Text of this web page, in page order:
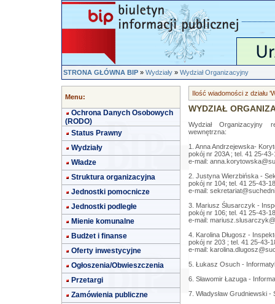
STRONA GŁÓWNA BIP»Wydziały»Wydział Organizacyjny
Menu:
Ochrona Danych Osobowych
(RODO)
Status Prawny
Wydziały
Władze
Struktura organizacyjna
Jednostki pomocnicze
Jednostki podległe
Mienie komunalne
Budżet i finanse
Oferty inwestycyjne
Ogłoszenia/Obwieszczenia
Przetargi
Zamówienia publiczne
Ilość wiadomości z działu
WYDZIAŁ
Wydział Organizacyjny
wewnętrzna:
1. Anna Andrzejewska-
pokój nr 203A ; tel. 41 25-
e-mail:
2. Justyna Wierzbińska -
pokój nr 104; tel. 41 25-43-
e-mail:
3. Mariusz Ślusarczyk -
pokój nr 106; tel. 41 25-43-
e-mail:
4. Karolina Długosz -
pokój nr 203 ; tel. 41 25-43-
e-mail:
5. Łukasz Osuch -
6. Sławomir Łazuga -
7. Władysław Grudniewski